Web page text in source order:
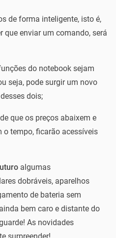
de forma inteligente, isto é,
que enviar um comando, será
do notebook sejam
seja, pode surgir um novo
dois;
que os preços abaixem e
o tempo, ficarão acessíveis
algumas
dobráveis, aparelhos
de bateria sem
bem caro e distante do
As novidades